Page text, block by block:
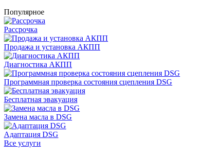
Популярное
Рассрочка
Продажа и установка АКПП
Диагностика АКПП
Программная проверка состояния сцепления DSG
Бесплатная эвакуация
Замена масла в DSG
Адаптация DSG
Все услуги